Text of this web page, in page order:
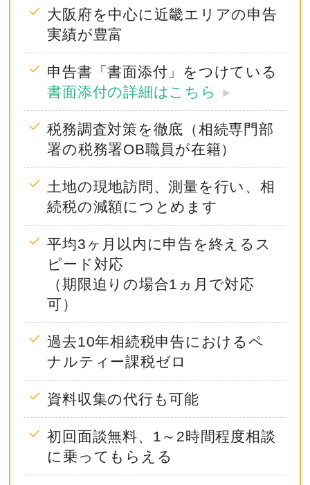
大阪府を中心に近畿エリアの申告
実績が豊富
申告書「書面添付」をつけている
書面添付の詳細はこちら
▶︎
税務調査対策を徹底（相続専門部
署の税務署OB職員が在籍）
土地の現地訪問、測量を行い、相
続税の減額につとめます
平均3ヶ月以内に申告を終えるス
ピード対応
（期限迫りの場合1ヵ月で対応
可）
過去10年相続税申告におけるペ
ナルティー課税ゼロ
資料収集の代行も可能
初回面談無料、1～2時間程度相談
に乗ってもらえる